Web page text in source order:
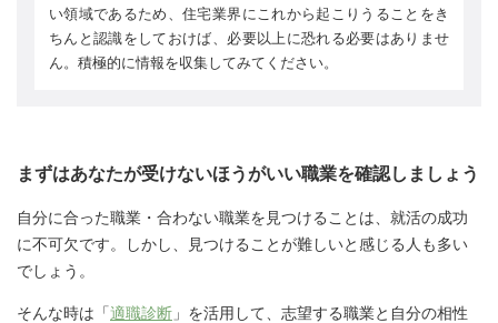
い領域であるため、住宅業界にこれから起こりうることをき
ちんと認識をしておけば、必要以上に恐れる必要はありませ
ん。積極的に情報を収集してみてください。
まずはあなたが受けないほうがいい職業を確認しましょう
自分に合った職業・合わない職業を見つけることは、就活の成功
に不可欠です。しかし、見つけることが難しいと感じる人も多い
でしょう。
そんな時は「適職診断 」を活用して、志望する職業と自分の相性